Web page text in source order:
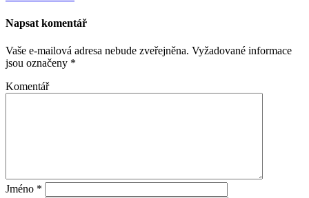
Napsat komentář
Vaše e-mailová adresa nebude zveřejněna. Vyžadované informace
jsou označeny *
Komentář
Jméno *